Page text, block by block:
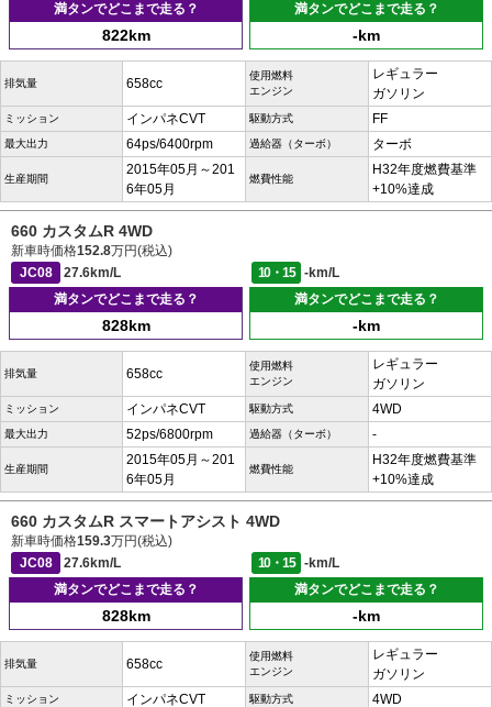
満タンでどこまで走る？
822km
満タンでどこまで走る？
-km
排気量 658cc
使用燃料
エンジン
レギュラー
ガソリン
ミッション インパネCVT 駆動方式 FF
最大出力 64ps/6400rpm 過給器（ターボ） ターボ
生産期間
2015年05月～201
6年05月
燃費性能
H32年度燃費基準
+10%達成
660 カスタムR 4WD
新車時価格152.8万円(税込)
JC08
27.6km/L 10・15
-km/L
満タンでどこまで走る？
828km
満タンでどこまで走る？
-km
排気量 658cc
使用燃料
エンジン
レギュラー
ガソリン
ミッション インパネCVT 駆動方式 4WD
最大出力 52ps/6800rpm 過給器（ターボ） -
生産期間
2015年05月～201
6年05月
燃費性能
H32年度燃費基準
+10%達成
660 カスタムR スマートアシスト 4WD
新車時価格159.3万円(税込)
JC08
27.6km/L 10・15
-km/L
満タンでどこまで走る？
828km
満タンでどこまで走る？
-km
排気量 658cc
使用燃料
エンジン
レギュラー
ガソリン
ミッション インパネCVT 駆動方式 4WD